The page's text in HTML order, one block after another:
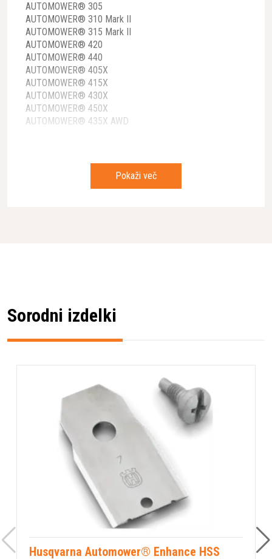
AUTOMOWER® 305
AUTOMOWER® 310 Mark II
AUTOMOWER® 315 Mark II
AUTOMOWER® 420
AUTOMOWER® 440
AUTOMOWER® 405X
AUTOMOWER® 415X
AUTOMOWER® 430X
AUTOMOWER® 450X
AUTOMOWER® 435X AWD
slikovnem kot tekstovnem delu in zanje ne prevzemamo
Pokaži več
Sorodni izdelki
Husqvarna Automower® Enhance HSS